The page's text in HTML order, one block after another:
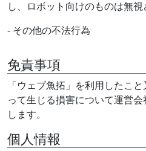
し、ロボット向けのものは無視
- その他の不法行為
免責事項
「ウェブ魚拓」を利用したこ
って生じる損害について運営
します。
個人情報